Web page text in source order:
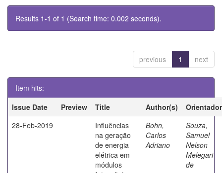
Results 1-1 of 1 (Search time: 0.002 seconds).
previous 1 next
Item hits:
Issue Date
Preview Title Author(s)
Orientador
28-Feb-2019
Influências
na geração
de energia
elétrica em
módulos
Bohn,
Carlos
Adriano
Souza,
Samuel
Nelson
Melegari
de